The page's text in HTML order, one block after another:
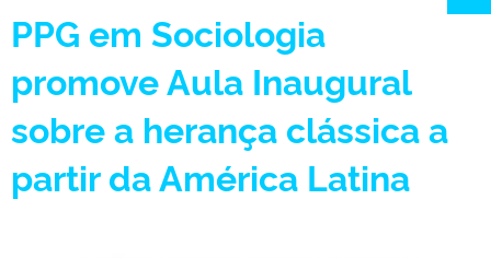
PPG em Sociologia
promove Aula Inaugural
sobre a herança clássica a
partir da América Latina